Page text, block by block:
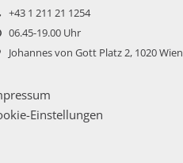
+43 1 211 21 1254
06.45-19.00 Uhr
Johannes von Gott Platz 2, 1020 Wien
Einstellungen